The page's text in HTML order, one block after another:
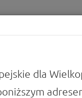
i dokumentami FEW 2021-
dla